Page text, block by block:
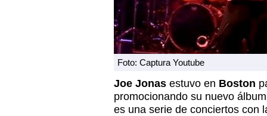
Foto: Captura Youtube
Joe Jonas estuvo en Boston
promocionando su nuevo
es una serie de conciertos con